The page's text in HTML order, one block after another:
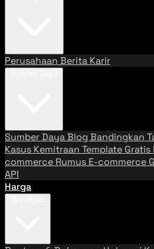
Perusahaan Berita Karir
Sumber DayaBlog Bandingkan
Kasus Kemitraan Template Gratis
commerce Rumus E-commerce
API
Harga